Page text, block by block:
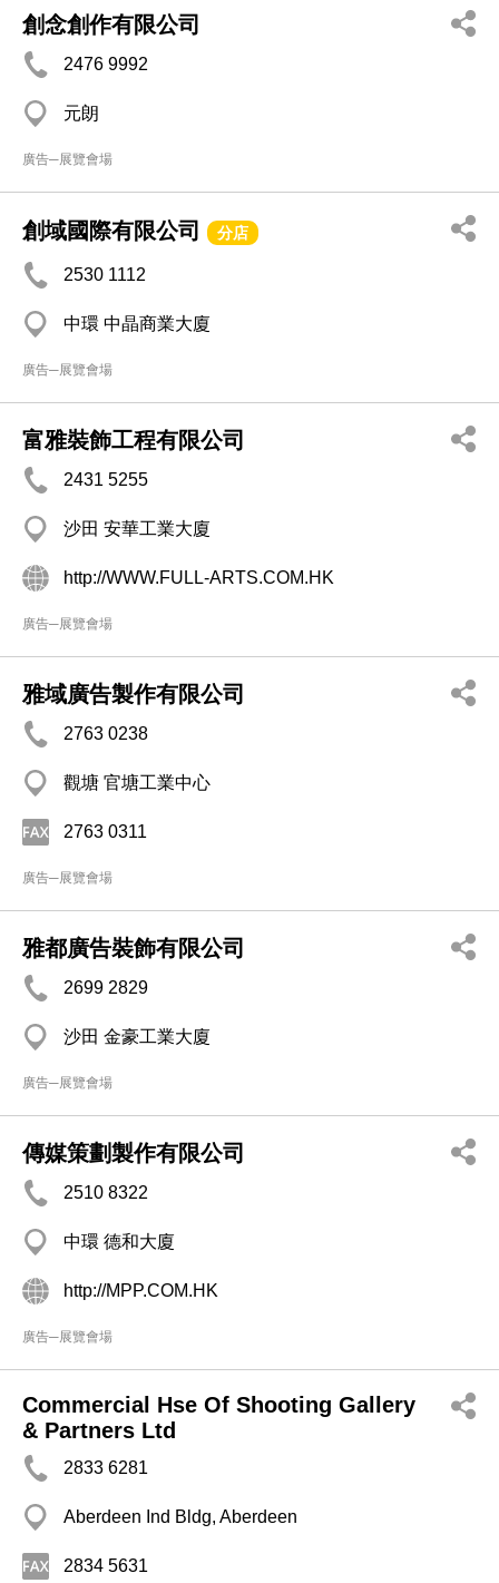
創念創作有限公司
2476 9992
元朗
廣告─展覽會場
創域國際有限公司 分店
2530 1112
中環 中晶商業大廈
廣告─展覽會場
富雅裝飾工程有限公司
2431 5255
沙田 安華工業大廈
http://WWW.FULL-ARTS.COM.HK
廣告─展覽會場
雅域廣告製作有限公司
2763 0238
觀塘 官塘工業中心
2763 0311
廣告─展覽會場
雅都廣告裝飾有限公司
2699 2829
沙田 金豪工業大廈
廣告─展覽會場
傳媒策劃製作有限公司
2510 8322
中環 德和大廈
http://MPP.COM.HK
廣告─展覽會場
Commercial Hse Of Shooting Gallery
& Partners Ltd
2833 6281
Aberdeen Ind Bldg, Aberdeen
2834 5631